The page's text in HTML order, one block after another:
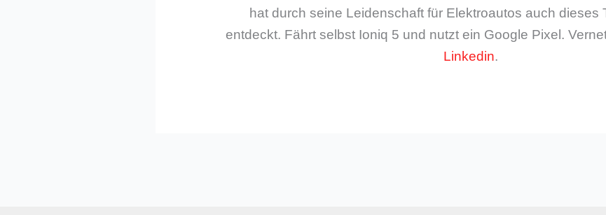
hat durch seine Leidenschaft für Elektroautos auch dieses
entdeckt. Fährt selbst Ioniq 5 und nutzt ein Google Pixel.
Linkedin.